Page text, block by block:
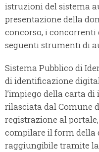
istruzioni del sistema
presentazione della
concorso, i
seguenti strumenti di
Sistema Pubblico di
di identificazione
l’impiego della carta
rilasciata dal Comune
registrazione al
compilare il form della
raggiungibile tramite